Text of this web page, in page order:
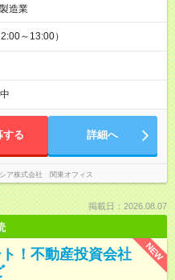
造業
～13:00）
する 詳細へ
ア株式会社 関東オフィス
掲載日：2026.08.07
NEW
！不動産投資会社